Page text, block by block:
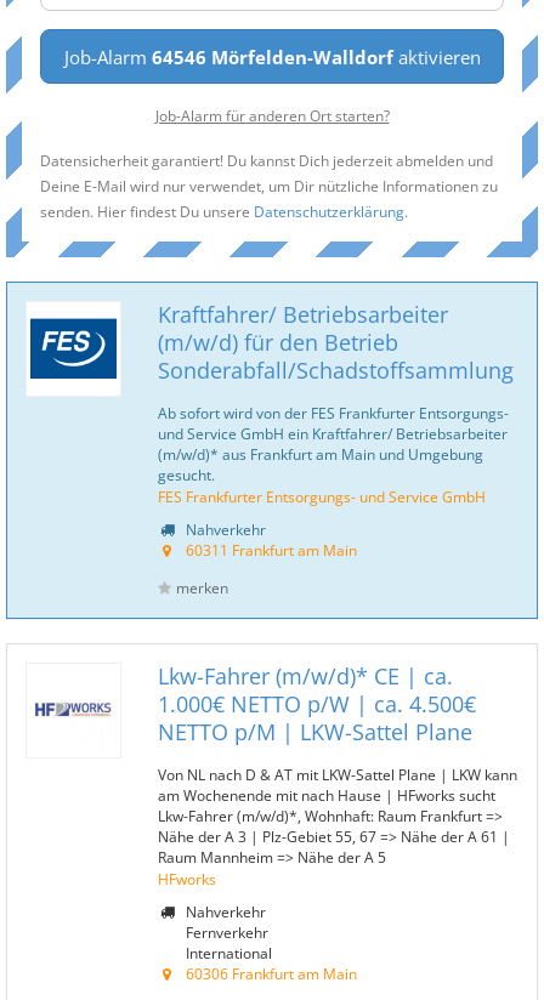
Job-Alarm 64546 Mörfelden-Walldorfaktivieren
Job-Alarm für anderen Ort starten?
Datensicherheit garantiert! Du kannst Dich jederzeit abmelden und
Deine E-Mail wird nur verwendet, um Dir nützliche Informationen zu
senden. Hier findest Du unsere Datenschutzerklärung.
Kraftfahrer/ Betriebsarbeiter
(m/w/d) für den Betrieb
Sonderabfall/Schadstoffsammlung
Ab sofort wird von der FES Frankfurter Entsorgungs-
und Service GmbH ein Kraftfahrer/ Betriebsarbeiter
(m/w/d)* aus Frankfurt am Main und Umgebung
gesucht.
FES Frankfurter Entsorgungs- und Service GmbH
Nahverkehr
60311 Frankfurt am Main
merken
Lkw-Fahrer (m/w/d)* CE | ca.
1.000€ NETTO p/W | ca. 4.500€
NETTO p/M | LKW-Sattel Plane
Von NL nach D & AT mit LKW-Sattel Plane | LKW kann
am Wochenende mit nach Hause | HFworks sucht
Lkw-Fahrer (m/w/d)*, Wohnhaft: Raum Frankfurt =>
Nähe der A 3 | Plz-Gebiet 55, 67 => Nähe der A 61 |
Raum Mannheim => Nähe der A 5
HFworks
Nahverkehr
Fernverkehr
International
60306 Frankfurt am Main